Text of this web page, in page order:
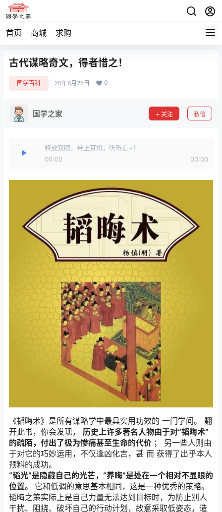
首页 商城 求购
古代谋略奇文，得者惜之！
国学百科 25年6月25日 0
国学之家 关注 私信
释放双眼，带上耳机，听听看~！
00:00
00:00
《韬晦术》是所有谋略学中最具实用功效的 一门学问。 翻
开此书，你会发现， 历史上许多著名人物由于对“韬晦术”
的疏陌，付出了极为惨痛甚至生命的代价 ； 另一些人则由
于对它的巧妙运用，不仅逢凶化吉，甚 而 获得了出乎本人
预料的成功。
“韬光”是隐藏自己的光芒，“养晦”是处在一个相对不显眼的
位置。 它和低调的意思基本相同，这是一种优秀的策略。
韬晦之策实际上是自己力量无法达到目标时，为防止别人
干扰、阻挠、破坏自己的行动计划，故意采取低姿态，造